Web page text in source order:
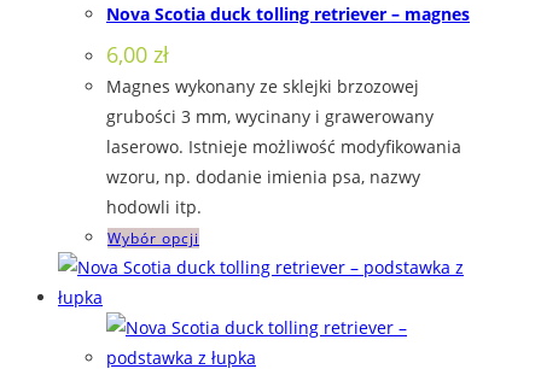
wariantów.
można
wybrać
na
stronie
produktu
Nova Scotia duck tolling retriever – magnes
6,00 zł
Magnes wykonany ze sklejki brzozowej
grubości 3 mm, wycinany i grawerowany
laserowo. Istnieje możliwość modyfikowania
wzoru, np. dodanie imienia psa, nazwy
hodowli itp.
Wybór opcji
produkt
wiele
wariantów.